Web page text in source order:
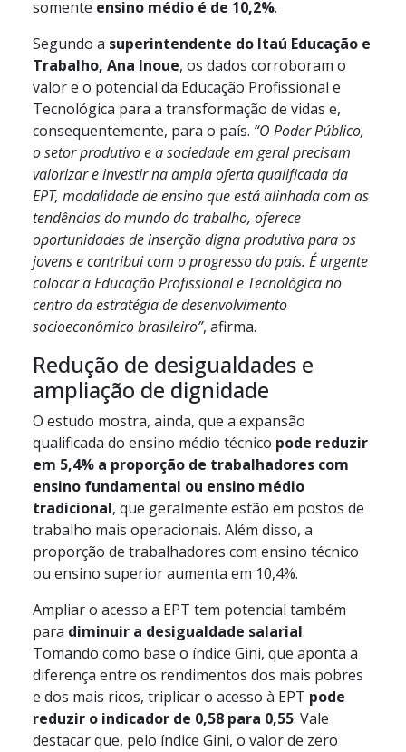
somente ensino médio é de 10,2%.
Segundo a superintendente do Itaú Educação e
Trabalho, Ana Inoue, os dados corroboram o
valor e o potencial da Educação Profissional e
Tecnológica para a transformação de vidas e,
consequentemente, para o país. “O Poder Público,
o setor produtivo e a sociedade em geral precisam
valorizar e investir na ampla oferta qualificada da
EPT, modalidade de ensino que está alinhada com as
tendências do mundo do trabalho, oferece
oportunidades de inserção digna produtiva para os
jovens e contribui com o progresso do país. É urgente
colocar a Educação Profissional e Tecnológica no
centro da estratégia de desenvolvimento
socioeconômico brasileiro”, afirma.
Redução de desigualdades e
ampliação de dignidade
O estudo mostra, ainda, que a expansão
qualificada do ensino médio técnico pode reduzir
em 5,4% a proporção de trabalhadores com
ensino fundamental ou ensino médio
tradicional, que geralmente estão em postos de
trabalho mais operacionais. Além disso, a
proporção de trabalhadores com ensino técnico
ou ensino superior aumenta em 10,4%.
Ampliar o acesso a EPT tem potencial também
para diminuir a desigualdade salarial.
Tomando como base o índice Gini, que aponta a
diferença entre os rendimentos dos mais pobres
e dos mais ricos, triplicar o acesso à EPT pode
reduzir o indicador de 0,58 para 0,55. Vale
destacar que, pelo índice Gini, o valor de zero